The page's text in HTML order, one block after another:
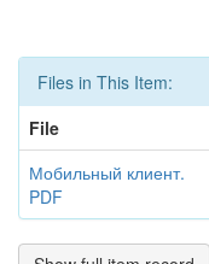
Files in This Item:
File
Мобильный клиент.
PDF